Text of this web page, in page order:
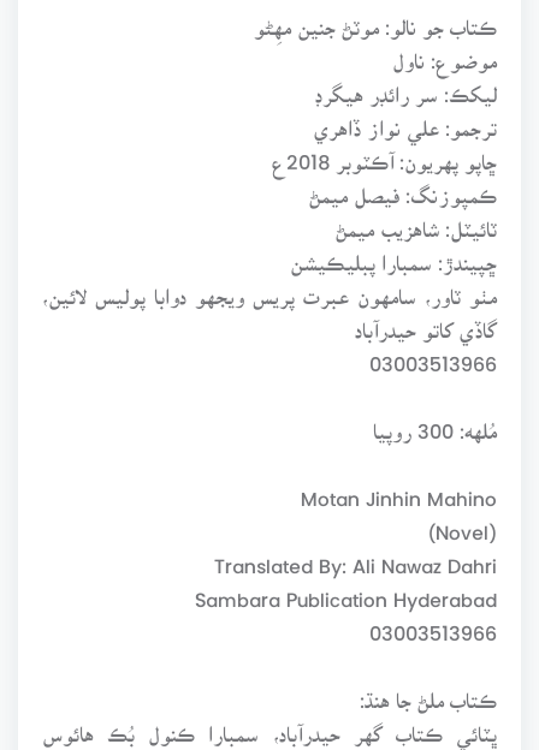
ڪتاب جو نالو: موٽڻ جنين مهِڻو
موضوع: ناول
ليکڪ: سر رائڊر هيگرڊ
ترجمو: علي نواز ڏاهري
ڇاپو پهريون: آڪٽوبر 2018ع
ڪمپوزنگ: فيصل ميمڻ
ٽائيٽل: شاهزيب ميمڻ
ڇپيندڙ: سمبارا پبليڪيشن
مٺو ٽاور، سامهون عبرت پريس ويجهو دوابا پوليس لائين،
گاڏي کاتو حيدرآباد
03003513966
مُلهه: 300 روپيا
(Novel)
03003513966
ڪتاب ملڻ جا هنڌ:
ڀٽائي ڪتاب گهر حيدرآباد، سمبارا ڪنول بُڪ هائوس